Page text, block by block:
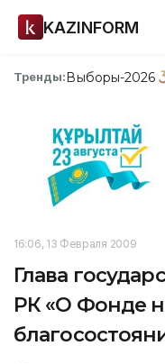
KAZINFORM
Тренды:Выборы-2026
16:06, 13 Февраля 2009
Глава
РК «О Фонде